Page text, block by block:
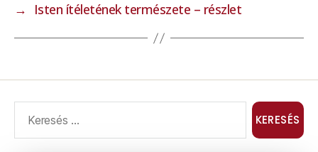
→
Isten ítéletének természete – részlet